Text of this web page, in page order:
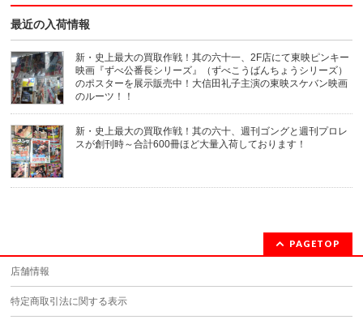
開
き
ま
す)
最近の入荷情報
新・史上最大の買取作戦！其の六十一、2F店にて東映ピンキー
映画『ずべ公番長シリーズ』（ずべこうばんちょうシリーズ）
のポスターを展示販売中！大信田礼子主演の東映スケバン映画
のルーツ！！
新・史上最大の買取作戦！其の六十、週刊ゴングと週刊プロレ
スが創刊時～合計600冊ほど大量入荷しております！
PAGETOP
店舗情報
特定商取引法に関する表示